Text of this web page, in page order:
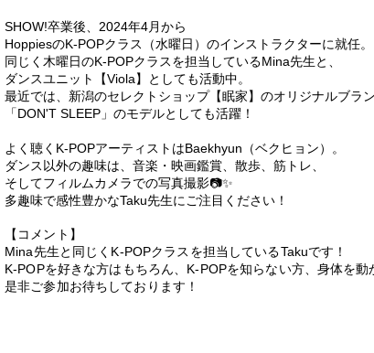
SHOW!卒業後、2024年4月から
HoppiesのK-POPクラス（水曜日）のインストラクターに就任。
同じく木曜日のK-POPクラスを担当しているMina先生と、
ダンスユニット【Viola】としても活動中。
最近では、新潟のセレクトショップ【眠家】のオリジナルブラ
「DON'T SLEEP」のモデルとしても活躍！
よく聴くK-POPアーティストはBaekhyun（ベクヒョン）。
ダンス以外の趣味は、音楽・映画鑑賞、散歩、筋トレ、
そしてフィルムカメラでの写真撮影📷✨
多趣味で感性豊かなTaku先生にご注目ください！
【コメント】
Mina先生と同じくK-POPクラスを担当しているTakuです！
K-POPを好きな方はもちろん、K-POPを知らない方、身体を動
是非ご参加お待ちしております！